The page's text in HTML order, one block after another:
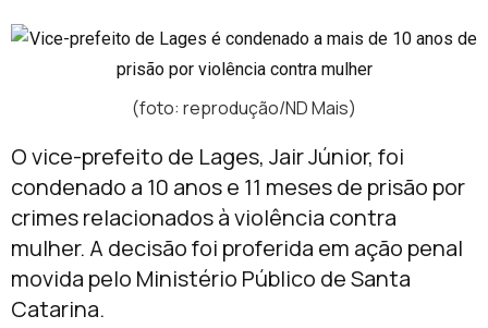
(foto: reprodução/ND Mais)
O vice-prefeito de Lages, Jair Júnior, foi
condenado a 10 anos e 11 meses de prisão por
crimes relacionados à violência contra
mulher. A decisão foi proferida em ação penal
movida pelo Ministério Público de Santa
Catarina.